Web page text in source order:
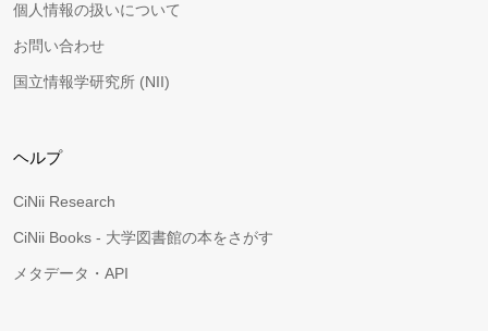
個人情報の扱いについて
お問い合わせ
国立情報学研究所 (NII)
ヘルプ
CiNii Research
CiNii Books - 大学図書館の本をさがす
メタデータ・API